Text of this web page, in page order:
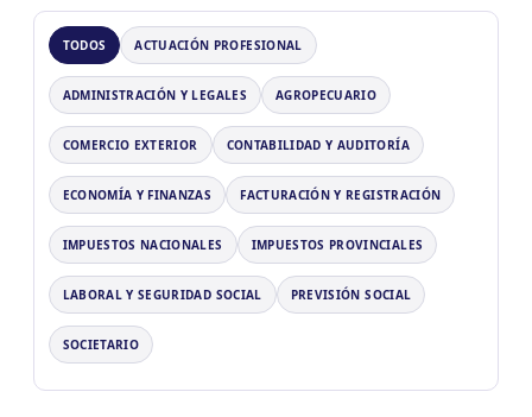
TODOS ACTUACIÓN PROFESIONAL
ADMINISTRACIÓN Y LEGALES AGROPECUARIO
COMERCIO EXTERIOR CONTABILIDAD Y AUDITORÍA
ECONOMÍA Y FINANZAS FACTURACIÓN Y REGISTRACIÓN
IMPUESTOS NACIONALES IMPUESTOS PROVINCIALES
LABORAL Y SEGURIDAD SOCIAL PREVISIÓN SOCIAL
SOCIETARIO